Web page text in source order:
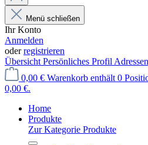
Menü schließen
Ihr Konto
Anmelden
oderregistrieren
Übersicht Persönliches Profil Adressen
0,00 € Warenkorb enthält 0
0,00 €.
Home
Produkte
Zur Kategorie Produkte